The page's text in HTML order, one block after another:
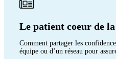
Le patient coeur de
Comment partager les
équipe ou d’un réseau pour